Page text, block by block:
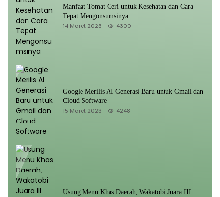
Manfaat Tomat Ceri untuk Kesehatan dan Cara
Tepat Mengonsumsinya
14 Maret 2023 4300
Google Merilis AI Generasi Baru untuk Gmail dan
Cloud Software
15 Maret 2023 4248
Usung Menu Khas Daerah, Wakatobi Juara III